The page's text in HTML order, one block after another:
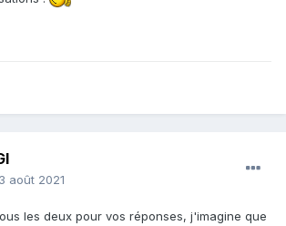
août 2021
les deux pour vos réponses, j'imagine que